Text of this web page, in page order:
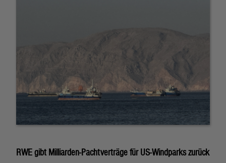
RWE gibt Milliarden-Pachtverträge für US-Windparks zurück